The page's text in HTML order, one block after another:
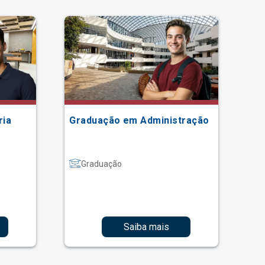
Graduação em Administração
Graduação
Saiba mais